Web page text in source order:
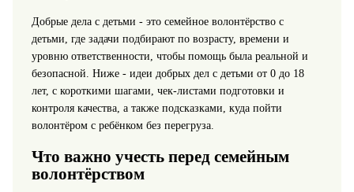
Добрые дела с детьми - это семейное волонтёрство с
детьми, где задачи подбирают по возрасту, времени и
уровню ответственности, чтобы помощь была реальной и
безопасной. Ниже - идеи добрых дел с детьми от 0 до 18
лет, с короткими шагами, чек-листами подготовки и
контроля качества, а также подсказками, куда пойти
волонтёром с ребёнком без перегруза.
Что важно учесть перед семейным
волонтёрством